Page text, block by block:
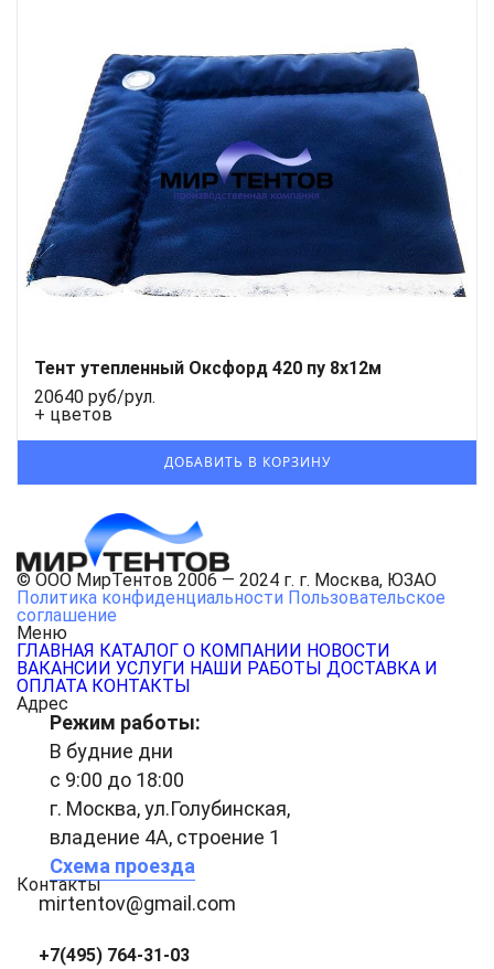
Тент утепленный Оксфорд 420 пу 8х12м
20640 руб/рул.
+ цветов
© ООО МирТентов 2006 — 2024 г. г. Москва, ЮЗАО
Политика конфиденциальности Пользовательское
соглашение
Меню
ГЛАВНАЯ КАТАЛОГ О КОМПАНИИ НОВОСТИ
ВАКАНСИИ УСЛУГИ НАШИ РАБОТЫ ДОСТАВКА И
ОПЛАТА КОНТАКТЫ
Адрес
Режим работы:
В будние дни
с 9:00 до 18:00
г. Москва, ул.Голубинская,
владение 4А, строение 1
Схема проезда
Контакты
mirtentov@gmail.com
+7(495) 764-31-03